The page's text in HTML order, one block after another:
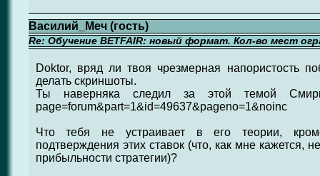
Василий_Меч (гость)
Re: Обучение BETFAIR: новый формат. Кол-во мест
Doktor, вряд ли твоя чрезмерная напористость
делать скриншоты.
Ты наверняка следил за этой темой
page=forum&part=1&id=49637&pageno=1&noinc
Что тебя не устраивает в его теории, кроме
подтверждения этих ставок (что, как мне кажется,
прибыльности стратегии)?